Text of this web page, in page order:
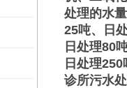
处理的水
25吨、日
日处理80
日处理
诊所污水